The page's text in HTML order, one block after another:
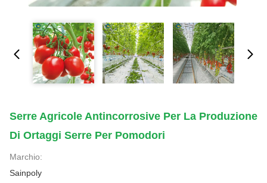
Serre Agricole Antincorrosive Per La Produzione
Di Ortaggi Serre Per Pomodori
Marchio:
Sainpoly